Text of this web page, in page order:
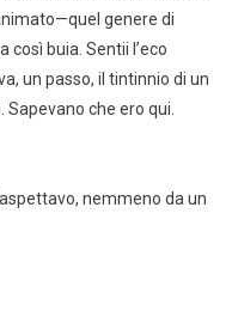
genere di
così buia. Sentii l’eco
un passo, il tintinnio di un
Sapevano che ero qui.
nemmeno da un